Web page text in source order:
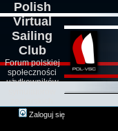
Polish
Virtual
Sailing
Club
Forum polskiej
społeczności
użytkowników
Zaloguj się